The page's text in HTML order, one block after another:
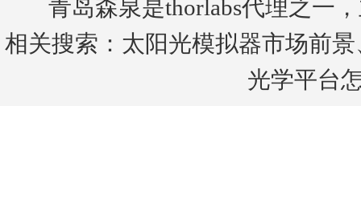
青岛森泉是thorlabs代理之一
相关搜索： 太阳光模拟器市场前景
光学平台